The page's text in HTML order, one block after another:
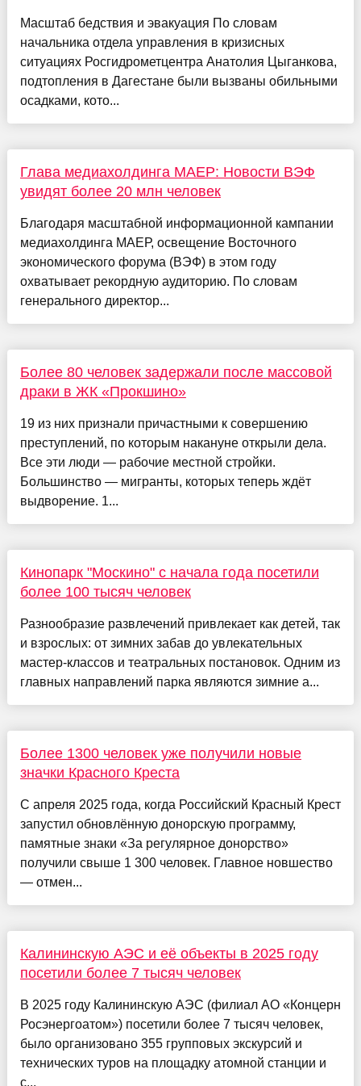
Масштаб бедствия и эвакуация По словам
начальника отдела управления в кризисных
ситуациях Росгидрометцентра Анатолия Цыганкова,
подтопления в Дагестане были вызваны обильными
осадками, кото...
Глава медиахолдинга МАЕР: Новости ВЭФ
увидят более 20 млн человек
Благодаря масштабной информационной кампании
медиахолдинга МАЕР, освещение Восточного
экономического форума (ВЭФ) в этом году
охватывает рекордную аудиторию. По словам
генерального директор...
Более 80 человек задержали после массовой
драки в ЖК «Прокшино»
19 из них признали причастными к совершению
преступлений, по которым накануне открыли дела.
Все эти люди — рабочие местной стройки.
Большинство — мигранты, которых теперь ждёт
выдворение. 1...
Кинопарк "Москино" с начала года посетили
более 100 тысяч человек
Разнообразие развлечений привлекает как детей, так
и взрослых: от зимних забав до увлекательных
мастер-классов и театральных постановок. Одним из
главных направлений парка являются зимние а...
Более 1300 человек уже получили новые
значки Красного Креста
С апреля 2025 года, когда Российский Красный Крест
запустил обновлённую донорскую программу,
памятные знаки «За регулярное донорство»
получили свыше 1 300 человек. Главное новшество
— отмен...
Калининскую АЭС и её объекты в 2025 году
посетили более 7 тысяч человек
В 2025 году Калининскую АЭС (филиал АО «Концерн
Росэнергоатом») посетили более 7 тысяч человек,
было организовано 355 групповых экскурсий и
технических туров на площадку атомной станции и
с...